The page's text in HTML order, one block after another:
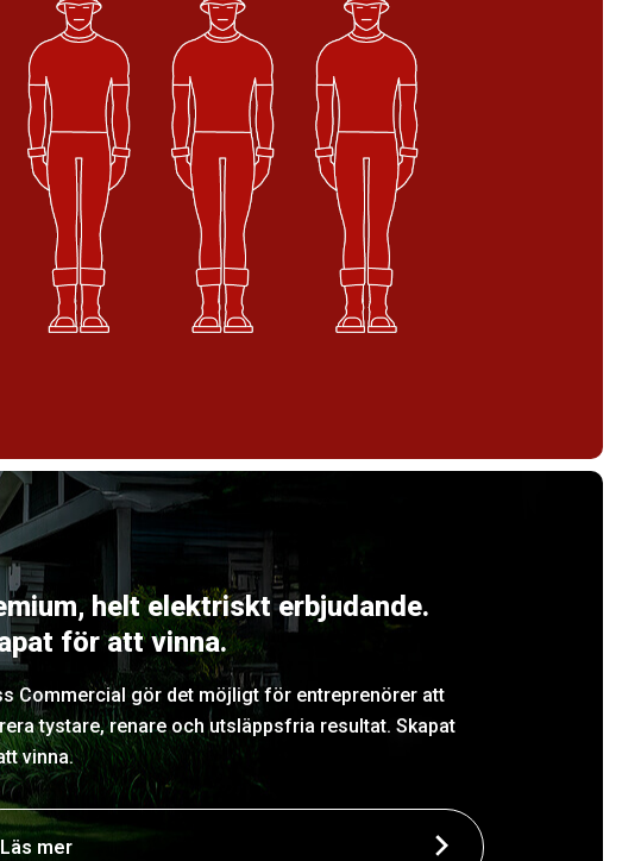
helt elektriskt erbjudande.
för att vinna.
Commercial gör det möjligt för entreprenörer att
tystare, renare och utsläppsfria resultat. Skapat
vinna.
Läs mer